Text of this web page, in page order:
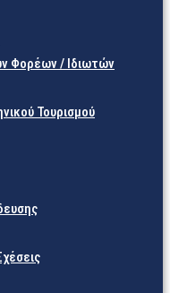
Φορέων / Ιδιωτών
Τουρισμού